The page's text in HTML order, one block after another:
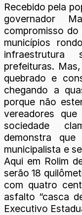
Recebido pela
governador
compromisso
municípios
prefeituras.
quebrado e
chegando a
porque não
vereadores
sociedade
demonstra
municipalista e
Aqui em Rolim
serão 18
com quatro
asfalto “casca
Executivo